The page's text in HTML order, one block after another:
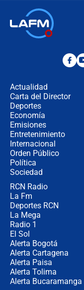
Actualidad
Carta del Director
Deportes
Economía
Emisiones
Entretenimiento
Internacional
Orden Público
Política
Sociedad
RCN Radio
La Fm
Deportes RCN
La Mega
Radio 1
El Sol
Alerta Bogotá
Alerta Cartagena
Alerta Paisa
Alerta Tolima
Alerta Bucaramanga